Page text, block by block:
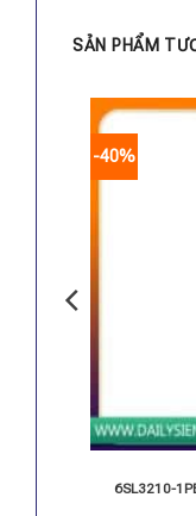
SẢN PHẨM
-40%
6SL3210-